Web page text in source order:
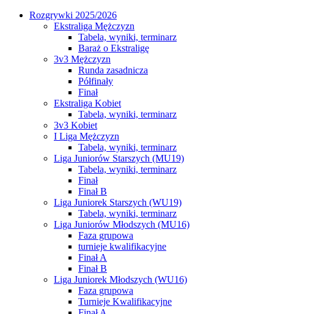
Rozgrywki 2025/2026
Ekstraliga Mężczyzn
Tabela, wyniki, terminarz
Baraż o Ekstraligę
3v3 Mężczyzn
Runda zasadnicza
Półfinały
Finał
Ekstraliga Kobiet
Tabela, wyniki, terminarz
3v3 Kobiet
I Liga Mężczyzn
Tabela, wyniki, terminarz
Liga Juniorów Starszych (MU19)
Tabela, wyniki, terminarz
Finał
Finał B
Liga Juniorek Starszych (WU19)
Tabela, wyniki, terminarz
Liga Juniorów Młodszych (MU16)
Faza grupowa
turnieje kwalifikacyjne
Finał A
Finał B
Liga Juniorek Młodszych (WU16)
Faza grupowa
Turnieje Kwalifikacyjne